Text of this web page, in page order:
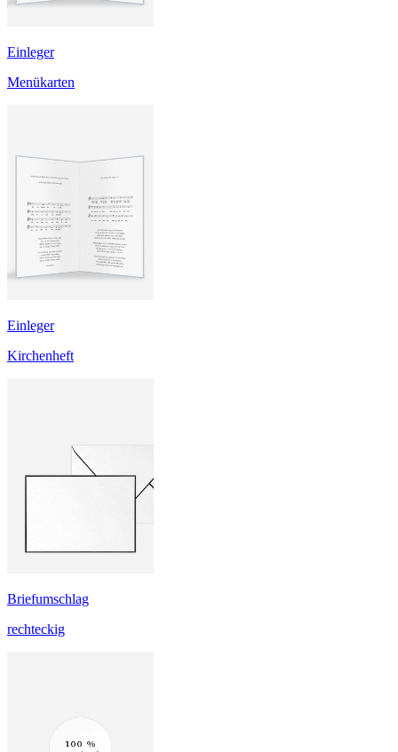
Einleger
Menükarten
Einleger
Kirchenheft
Briefumschlag
rechteckig